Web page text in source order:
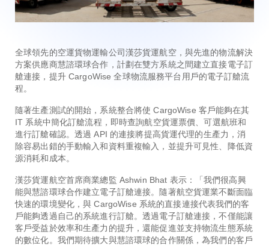
全球領先的空運貨物運輸公司漢莎貨運航空，與先進的物流解決
方案供應商慧諮環球合作，計劃在雙方系統之間建立直接電子訂
艙連接，提升 CargoWise 全球物流服務平台用戶的電子訂艙流
程。
隨著生產測試的開始，系統整合將使 CargoWise 客戶能夠在其
IT 系統中簡化訂艙流程，即時查詢航空貨運票價、可選航班和
進行訂艙確認。透過 API 的連接將提高貨運代理的生產力，消
除容易出錯的手動輸入和資料重複輸入，並提升可見性、降低資
源消耗和成本。
漢莎貨運航空首席商業總監 Ashwin Bhat 表示：「我們很高興
能與慧諮環球合作建立電子訂艙連接。隨著航空貨運業不斷面臨
快速的環境變化，與 CargoWise 系統的直接連接代表我們的客
戶能夠透過自己的系統進行訂艙。透過電子訂艙連接，不僅能讓
客戶受益於效率和生產力的提升，還能促進並支持物流生態系統
的數位化。我們期待擴大與慧諮環球的合作關係，為我們的客戶